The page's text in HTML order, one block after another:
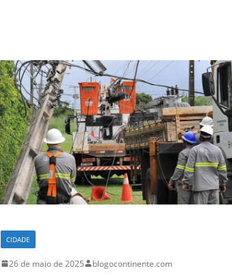
CIDADE
26 de maio de 2025 blogocontinente.com